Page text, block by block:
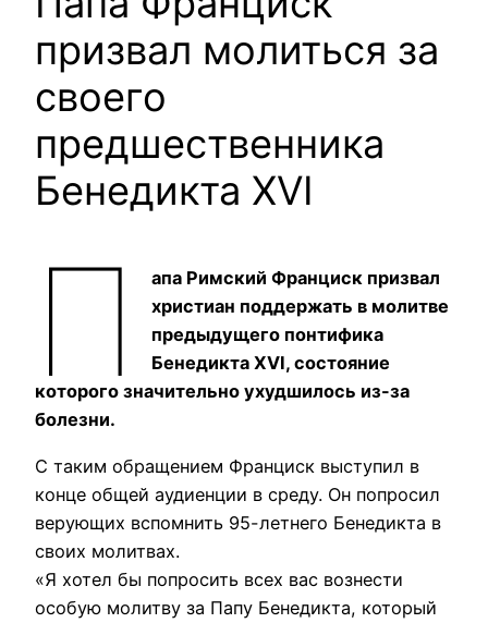
призвал молиться за
своего
предшественника
Бенедикта XVI
П
апа Римский Франциск призвал
христиан поддержать в молитве
предыдущего понтифика
Бенедикта XVI, состояние
которого значительно ухудшилось из-за
болезни.
С таким обращением Франциск выступил в
конце общей аудиенции в среду. Он попросил
верующих вспомнить 95-летнего Бенедикта в
своих молитвах.
«Я хотел бы попросить всех вас вознести
особую молитву за Папу Бенедикта, который